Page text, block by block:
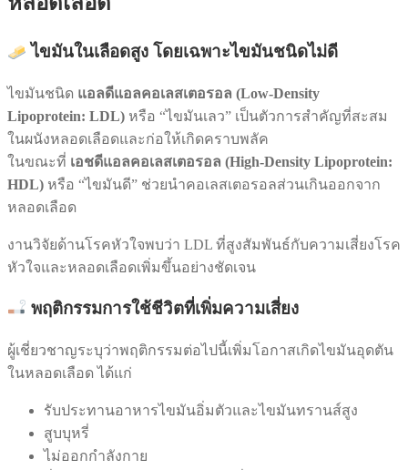
ไขมันในเลือดสูง โดยเฉพาะไขมันชนิดไม่ดี
ไขมันชนิด แอลดีแอลคอเลสเตอรอล (Low-Density
Lipoprotein: LDL) หรือ “ไขมันเลว” เป็นตัวการสำคัญที่สะสม
ในผนังหลอดเลือดและก่อให้เกิดคราบพลัค
ในขณะที่ เอชดีแอลคอเลสเตอรอล (High-Density Lipoprotein:
HDL) หรือ “ไขมันดี” ช่วยนำคอเลสเตอรอลส่วนเกินออกจาก
หลอดเลือด
งานวิจัยด้านโรคหัวใจพบว่า LDL ที่สูงสัมพันธ์กับความเสี่ยงโรค
หัวใจและหลอดเลือดเพิ่มขึ้นอย่างชัดเจน
พฤติกรรมการใช้ชีวิตที่เพิ่มความเสี่ยง
ผู้เชี่ยวชาญระบุว่าพฤติกรรมต่อไปนี้เพิ่มโอกาสเกิดไขมันอุดตัน
ในหลอดเลือด ได้แก่
รับประทานอาหารไขมันอิ่มตัวและไขมันทรานส์สูง
สูบบุหรี่
ไม่ออกกำลังกาย